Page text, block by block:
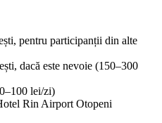
pentru participanții din alte
dacă este nevoie (150–300
lei/zi)
Rin Airport Otopeni